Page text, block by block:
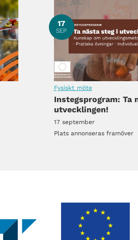
17
SEP
Fysiskt möte
Instegsprogram: Ta
utvecklingen!
17 september
Plats annonseras framöver